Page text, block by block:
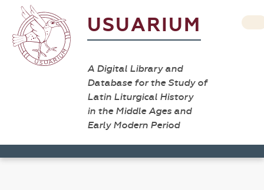
USUARIUM
A Digital Library and
Database for the Study of
Latin Liturgical History
in the Middle Ages and
Early Modern Period